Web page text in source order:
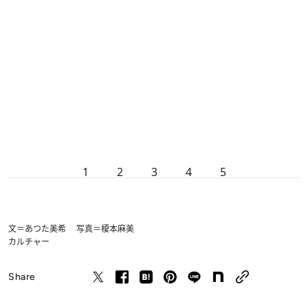
1 2 3 4 5
文＝あつた美希 写真＝榎本麻美
カルチャー
Share